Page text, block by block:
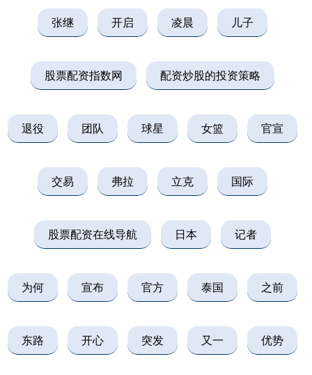
张继 开启 凌晨 儿子
股票配资指数网 配资炒股的投资策略
退役 团队 球星 女篮 官宣
交易 弗拉 立克 国际
股票配资在线导航 日本 记者
为何 宣布 官方 泰国 之前
东路 开心 突发 又一 优势